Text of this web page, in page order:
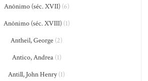
Anônimo (séc. XVII)(6)
Anônimo (séc. XVIII)(1)
Antheil, George (2)
Antico, Andrea(1)
Antill, John Henry(1)